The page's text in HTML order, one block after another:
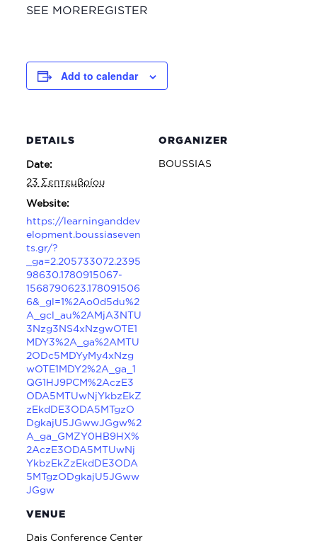
SEE MOREREGISTER
Add to calendar
DETAILS
Date:
23 Σεπτεμβρίου
Website:
https://learninganddev
elopment.boussiaseven
ts.gr/?
_ga=2.205733072.2395
98630.1780915067-
1568790623.178091506
6&_gl=1%2Ao0d5du%2
A_gcl_au%2AMjA3NTU
3Nzg3NS4xNzgwOTE1
MDY3%2A_ga%2AMTU
2ODc5MDYyMy4xNzg
wOTE1MDY2%2A_ga_1
QG1HJ9PCM%2AczE3
ODA5MTUwNjYkbzEkZ
zEkdDE3ODA5MTgzO
DgkajU5JGwwJGgw%2
A_ga_GMZY0HB9HX%
2AczE3ODA5MTUwNj
YkbzEkZzEkdDE3ODA
5MTgzODgkajU5JGww
JGgw
VENUE
Dais Conference Center
ORGANIZER
BOUSSIAS